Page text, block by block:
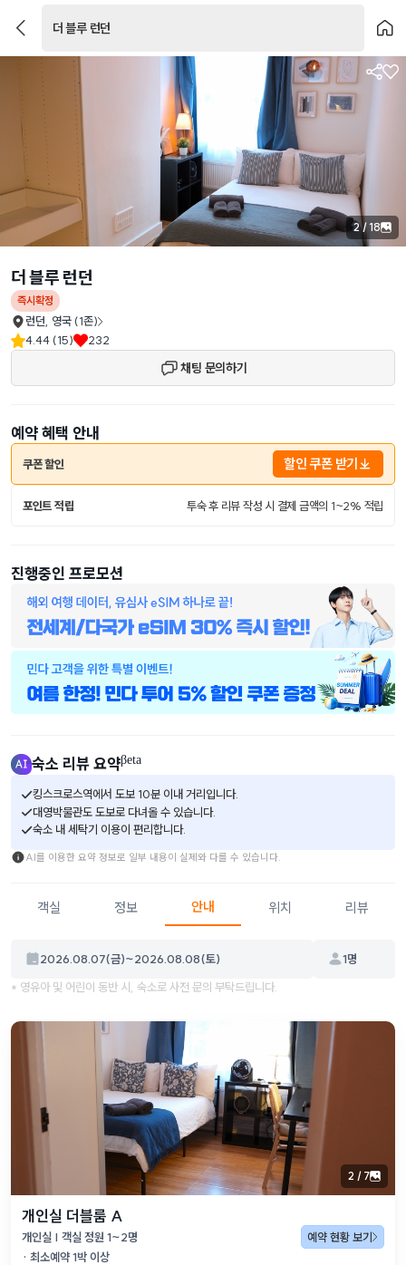
더 블루 런던
2/18
더 블루 런던
즉시확정
런던 영국 (1존)
4.44 (15)
232
채팅 문의하기
예약 혜택 안내
쿠폰 할인 할인 쿠폰 받기
포인트 적립 투숙 후 리뷰 작성 시 결제 금액의 1~2% 적립
진행중인 프로모션
숙소 리뷰 요약βeta
킹스크로스역에서 도보 10분 이내 거리입니다.
대영박물관도 도보로 다녀올 수 있습니다.
숙소 내 세탁기 이용이 편리합니다.
AI를 이용한 요약 정보로 일부 내용이 실제와 다를 수 있습니다.
객실 정보 안내 위치 리뷰
2026.08.07(금)~2026.08.08(토) 1명
* 영유아 및 어린이 동반 시, 숙소로 사전 문의 부탁드립니다.
2 / 7
개인실 더블룸 A
개인실 | 객실 정원 1~2명
예약 현황 보기
· 최소예약1박 이상